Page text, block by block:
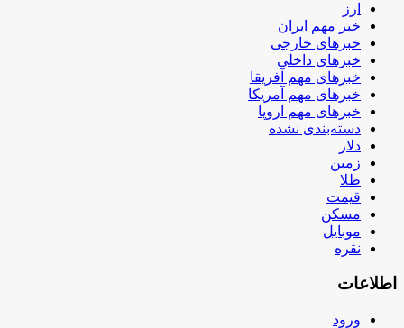
ارز
خبر مهم ایران
خبرهای خارجی
خبرهای داخلی
خبرهای مهم آفریقا
خبرهای مهم آمریکا
خبرهای مهم اروپا
دسته‌بندی نشده
دلار
زمین
طلا
قیمت
مسکن
موبایل
نقره
اطلاعات
ورود